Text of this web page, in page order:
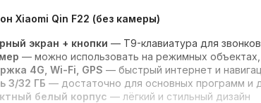
Xiaomi Qin F22 (без камеры)
экран + кнопки — T9-клавиатура для
— можно использовать на режимных
4G, Wi-Fi, GPS — быстрый интернет и
3/32 ГБ — достаточно для основных программ и
белый корпус — лёгкий и стильный дизайн